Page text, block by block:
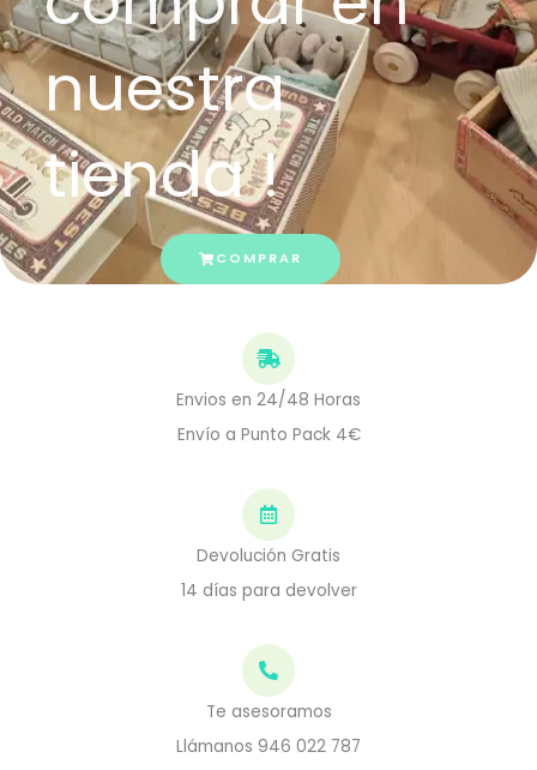
nuestra
tienda !
COMPRAR
Envios en 24/48 Horas
Envío a Punto Pack 4€
Devolución Gratis
14 días para devolver
Te asesoramos
Llámanos 946 022 787